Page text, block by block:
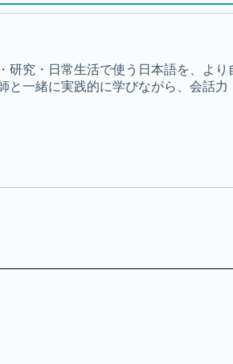
研究・日常生活で使う日本語を、より
と一緒に実践的に学びながら、会話力